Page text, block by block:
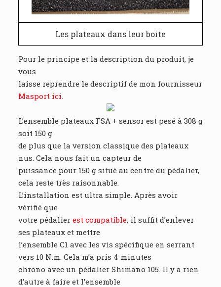
Les plateaux dans leur boite
Pour le principe et la description du produit, je
vous
laisse reprendre le descriptif de mon fournisseur
Masport ici.
L’ensemble plateaux FSA + sensor est pesé à 308 g
soit 150 g
de plus que la version classique des plateaux
nus. Cela nous fait un capteur de
puissance pour 150 g situé au centre du pédalier,
cela reste très raisonnable.
L’installation est ultra simple. Après avoir
vérifié que
votre pédalier est compatible, il suffit d’enlever
ses plateaux et mettre
l’ensemble C1 avec les vis spécifique en serrant
vers 10 N.m. Cela m’a pris 4 minutes
chrono avec un pédalier Shimano 105. Il y a rien
d’autre à faire et l’ensemble